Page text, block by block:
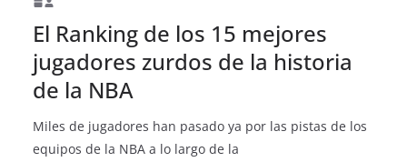
El Ranking de los 15 mejores
jugadores zurdos de la historia
de la NBA
Miles de jugadores han pasado ya por las pistas de los
equipos de la NBA a lo largo de la